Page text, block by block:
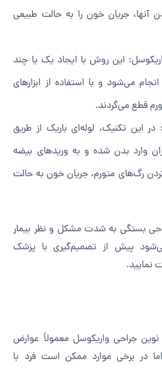
آنها، جریان خون را به حالت طبیعی
این روش با ایجاد یک یا چند
می‌شود و با استفاده از ابزارهای
قطع می‌گردند.
در این تکنیک، لوله‌ای باریک از طریق
وارد بدن شده و به وریدهای بیضه
رگ‌های متورم، جریان خون به حالت
بستگی به شدت مشکل و نظر بیمار
می‌شود پیش از تصمیم‌گیری با پزشک
نمایید.
جراحی واریکوسل معمولاً عوارض
اما در برخی موارد ممکن است فرد با